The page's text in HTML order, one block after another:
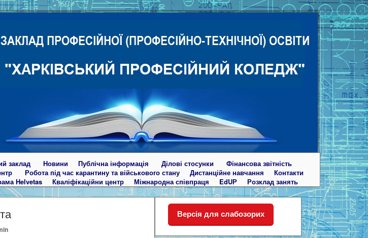
заклад Новини Публічна інформація Ділові стосунки
Фінансова звітність
Робота під час карантину та військового стану Дистанційне навчання
Контакти
Helvetas Кваліфікаційни центр Міжнародна співпраця EdUР Розклад занять
Версія для слабозорих